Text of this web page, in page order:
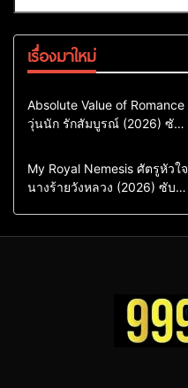
เรื่องมาใหม่
Comedy
Drama
ซีรี่ย์เกาหลี
ซีรี่ย์เกาหลีพากย์ไทย
Absolute Value of Romance
วุ่นนัก รักสัมบูรณ์ (2026) ซับ
Comedy
Drama
Sci-Fi & Fantasy
My Royal Nemesis ศัตรูหัวใจ
นางร้ายวังหลวง (2026) ซับ